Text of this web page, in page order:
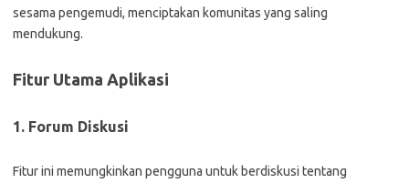
sesama pengemudi, menciptakan komunitas yang saling
mendukung.
Fitur Utama Aplikasi
1. Forum Diskusi
Fitur ini memungkinkan pengguna untuk berdiskusi tentang